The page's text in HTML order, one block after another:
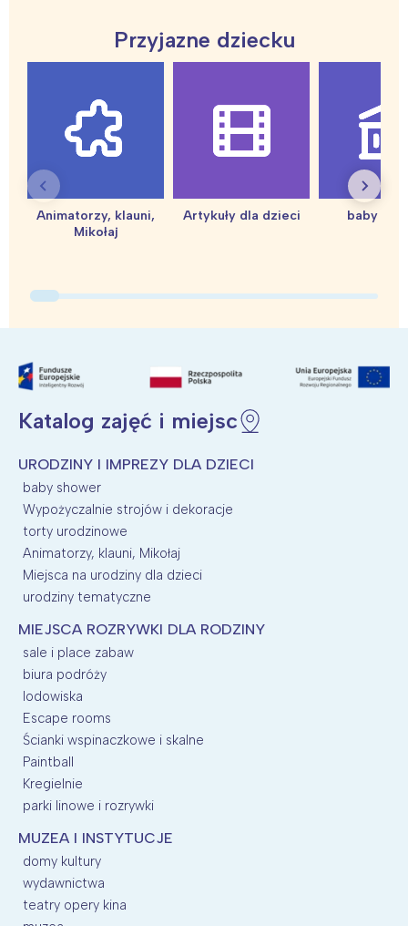
Przyjazne dziecku
Animatorzy, klauni,
Mikołaj
Artykuły dla dzieci baby
Katalog zajęć i miejsc
URODZINY I IMPREZY DLA DZIECI
baby shower
Wypożyczalnie strojów i dekoracje
torty urodzinowe
Animatorzy, klauni, Mikołaj
Miejsca na urodziny dla dzieci
urodziny tematyczne
MIEJSCA ROZRYWKI DLA RODZINY
sale i place zabaw
biura podróży
lodowiska
Escape rooms
Ścianki wspinaczkowe i skalne
Paintball
Kregielnie
parki linowe i rozrywki
MUZEA I INSTYTUCJE
domy kultury
wydawnictwa
teatry opery kina
Interesują mnie wydarzenia z
tego regionu:
Łódź
Wrocław
Kraków
Wszystkie
Wybieram